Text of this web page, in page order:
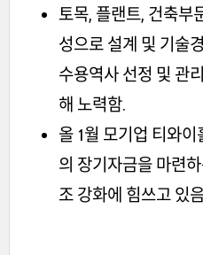
토목, 플랜트, 건축부
성으로 설계 및 기술
수용역사 선정 및 관
해 노력함.
올 1월 모기업 티와이
의 장기자금을 마련
조 강화에 힘쓰고 있